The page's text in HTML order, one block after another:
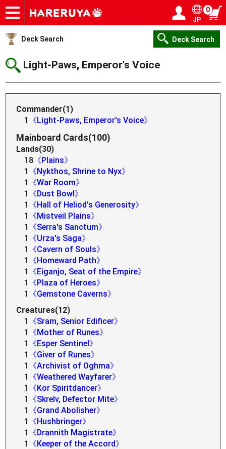
Onlineshop
Articles
Deck Search
Sponsored Players
Shop Info
Event Schedule
Help
Contact
JP
0
Deck Search Deck Search
Light-Paws, Emperor's Voice
Commander(1)
1
《Light-Paws, Emperor's Voice》
Mainboard Cards(100)
Lands(30)
18 《Plains》
1
《Nykthos, Shrine to Nyx》
1
《War Room》
1
《Dust Bowl》
1
《Hall of Heliod's Generosity》
1
《Mistveil Plains》
1
《Serra's Sanctum》
1
《Urza's Saga》
1
《Cavern of Souls》
1
《Homeward Path》
1
《Eiganjo, Seat of the Empire》
1
《Plaza of Heroes》
1
《Gemstone Caverns》
Creatures(12)
1
《Sram, Senior Edificer》
1
《Mother of Runes》
1
《Esper Sentinel》
1
《Giver of Runes》
1
《Archivist of Oghma》
1
《Weathered Wayfarer》
1
《Kor Spiritdancer》
1
《Skrelv, Defector Mite》
1
《Grand Abolisher》
1
《Hushbringer》
1
《Drannith Magistrate》
1
《Keeper of the Accord》